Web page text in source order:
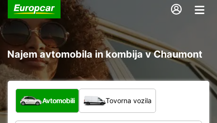
Najem avtomobila in kombija v Chaumont
Katera vrsta vozila?
Avtomobili Tovorna vozila